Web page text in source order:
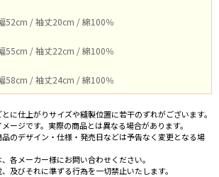
52cm / 袖丈20cm / 綿100％
55cm / 袖丈22cm / 綿100％
58cm / 袖丈24cm / 綿100％
に仕上がりサイズや縫製位置に若干のずれがございます。
ージです。実際の商品とは異なる場合があります。
のデザイン・仕様・発売日などは予告なく変更となる場
各メーカー様にお問い合わせください。
及びそれに準ずる行為を一切禁止いたします。